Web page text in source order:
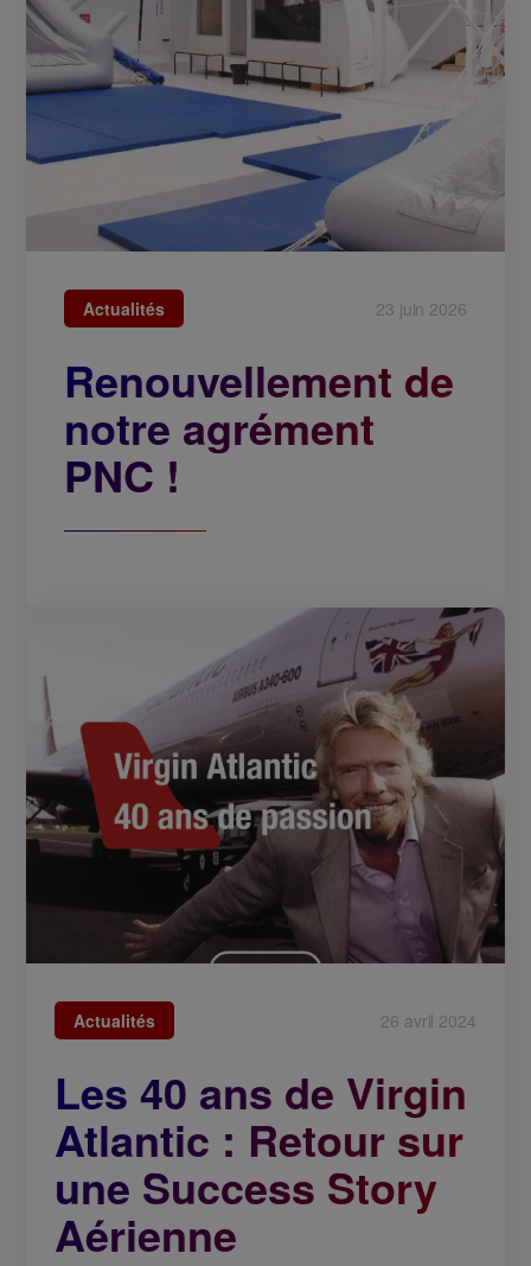
Actualités 23 juin 2026
Renouvellement de
notre agrément
PNC !
Actualités 26 avril 2024
Les 40 ans de Virgin
Atlantic : Retour sur
une Success Story
Aérienne